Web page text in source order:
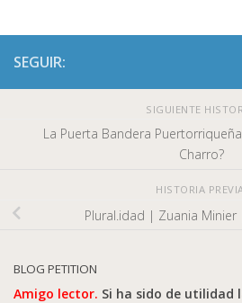
SEGUIR:
SIGUIENTE
La Puerta Bandera
Charro?
HISTORIA
Plural.idad | Zuania Minier
BLOG PETITION
Amigo lector. Si ha sido de